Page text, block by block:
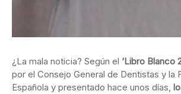
¿La mala noticia? Según el ‘Libro Blanco
por el Consejo General de Dentistas y la
Española y presentado hace unos días,